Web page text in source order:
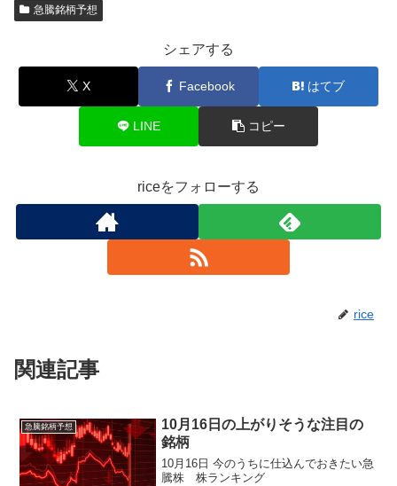
急騰銘柄予想
シェアする
X Facebook はてブ
LINE コピー
riceをフォローする
rice
関連記事
急騰銘柄予想
10月16日の上がりそうな注目の
銘柄
10月16日 今のうちに仕込んでおきたい急
騰株 株ランキング